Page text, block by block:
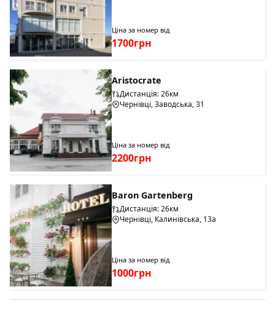
Ціна за номер від
1700грн
Aristocrate
Дистанція: 26км
Чернівці, Заводська, 31
Ціна за номер від
2200грн
Baron Gartenberg
Дистанція: 26км
Чернівці, Калинівська, 13а
Ціна за номер від
1000грн